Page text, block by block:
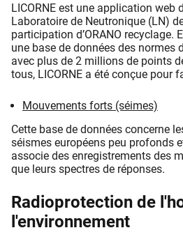
LICORNE est une application web
Laboratoire de Neutronique (LN)
participation d’ORANO recyclage.
une base de données des normes
avec plus de 2 millions de points
tous, LICORNE a été conçue pour
Mouvements forts (séimes)
Cette base de données concerne
séismes européens peu profonds
associe des enregistrements des
que leurs spectres de réponses.
Radioprotection de
l'environnement